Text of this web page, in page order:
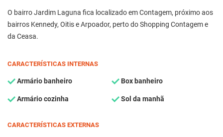
O bairro Jardim Laguna fica localizado em Contagem, próximo aos
bairros Kennedy, Oitis e Arpoador, perto do Shopping Contagem e
da Ceasa.
CARACTERÍSTICAS INTERNAS
Armário banheiro Box banheiro
Armário cozinha Sol da manhã
CARACTERÍSTICAS EXTERNAS